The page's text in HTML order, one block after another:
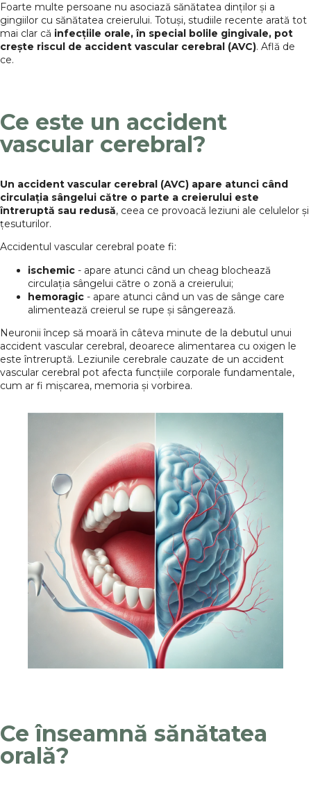
Foarte multe persoane nu asociază sănătatea dinților și a
gingiilor cu sănătatea creierului. Totuși, studiile recente arată tot
mai clar că infecțiile orale, în special bolile gingivale, pot
crește riscul de accident vascular cerebral (AVC). Află de
ce.
Ce este un accident
vascular cerebral?
Un accident vascular cerebral (AVC) apare atunci când
circulația sângelui către o parte a creierului este
întreruptă sau redusă, ceea ce provoacă leziuni ale celulelor și
țesuturilor.
Accidentul vascular cerebral poate fi:
ischemic - apare atunci când un cheag blochează
circulația sângelui către o zonă a creierului;
hemoragic - apare atunci când un vas de sânge care
alimentează creierul se rupe și sângerează.
Neuronii încep să moară în câteva minute de la debutul unui
accident vascular cerebral, deoarece alimentarea cu oxigen le
este întreruptă. Leziunile cerebrale cauzate de un accident
vascular cerebral pot afecta funcțiile corporale fundamentale,
cum ar fi mișcarea, memoria și vorbirea.
Ce înseamnă sănătatea
orală?